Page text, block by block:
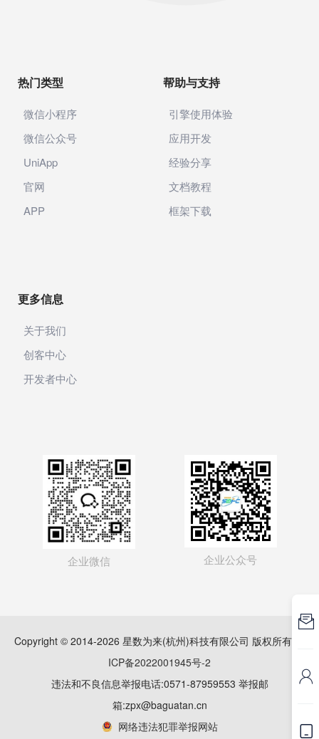
热门类型
微信小程序
微信公众号
UniApp
官网
APP
帮助与支持
引擎使用体验
应用开发
经验分享
文档教程
框架下载
更多信息
关于我们
创客中心
开发者中心
企业微信 企业公众号
Copyright © 2014-2026 星数为来(杭州)科技有限公司 版权所有
ICP备2022001945号-2
违法和不良信息举报电话:0571-87959553 举报邮
箱:zpx@baguatan.cn
网络违法犯罪举报网站


